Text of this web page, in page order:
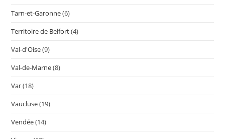
Tarn-et-Garonne(6)
Territoire de Belfort(4)
Val-d'Oise(9)
Val-de-Marne(8)
Var(18)
Vaucluse(19)
Vendée(14)